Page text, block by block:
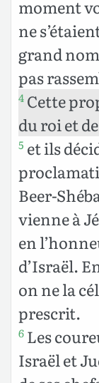
moment
ne
grand
pas
4 Cette
du roi et
5 et ils
Beer-
vienne à
en
d’Israël.
on ne la
prescrit.
6 Les
Israël et